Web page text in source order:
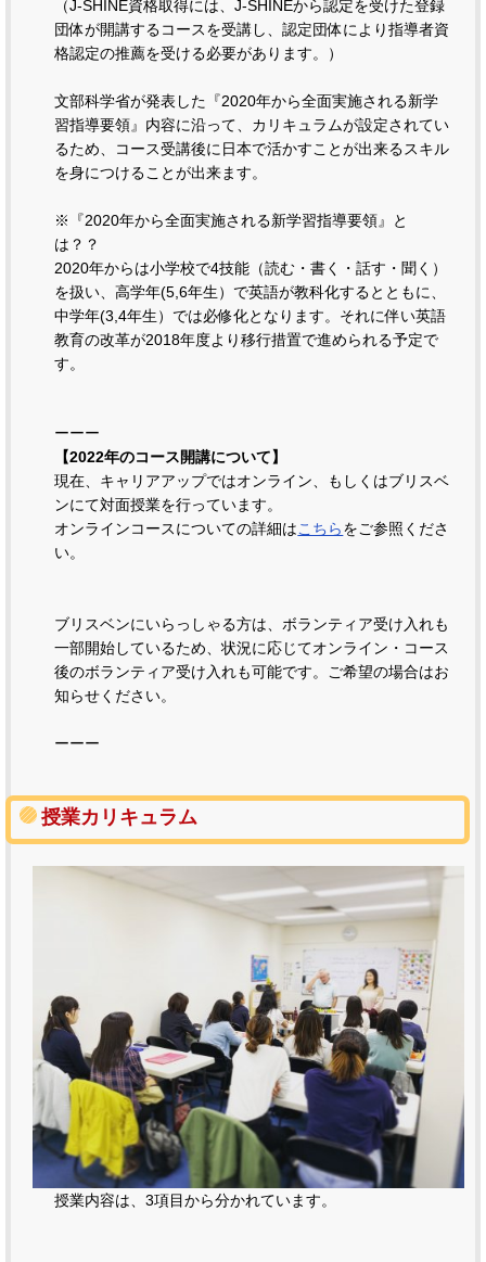
（J-SHINE資格取得には、J-SHINEから認定を受けた登録
団体が開講するコースを受講し、認定団体により指導者資
格認定の推薦を受ける必要があります。）
文部科学省が発表した『2020年から全面実施される新学
習指導要領』内容に沿って、カリキュラムが設定されてい
るため、コース受講後に日本で活かすことが出来るスキル
を身につけることが出来ます。
※『2020年から全面実施される新学習指導要領』と
は？？
2020年からは小学校で4技能（読む・書く・話す・聞く）
を扱い、高学年(5,6年生）で英語が教科化するとともに、
中学年(3,4年生）では必修化となります。それに伴い英語
教育の改革が2018年度より移行措置で進められる予定で
す。
ーーー
【2022年のコース開講について】
現在、キャリアアップではオンライン、もしくはブリスベ
ンにて対面授業を行っています。
オンラインコースについての詳細はこちらをご参照くださ
い。
ブリスベンにいらっしゃる方は、ボランティア受け入れも
一部開始しているため、状況に応じてオンライン・コース
後のボランティア受け入れも可能です。ご希望の場合はお
知らせください。
ーーー
授業カリキュラム
授業内容は、3項目から分かれています。